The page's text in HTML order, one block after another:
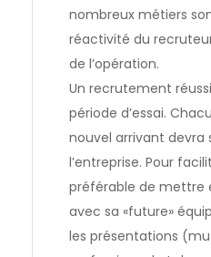
nombreux métiers
réactivité du
de l’opération.
Un recrutement
période d’essai.
nouvel arrivant devra
l’entreprise. Pour
préférable de mettre
avec sa «future»
les présentations